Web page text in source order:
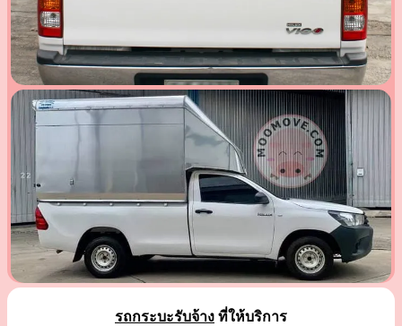
รถกระบะรับจ้าง ที่ให้บริการ